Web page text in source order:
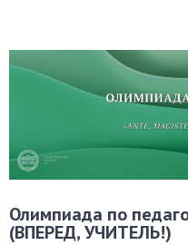
Олимпиада по
(ВПЕРЕД, УЧИТЕЛЬ!)